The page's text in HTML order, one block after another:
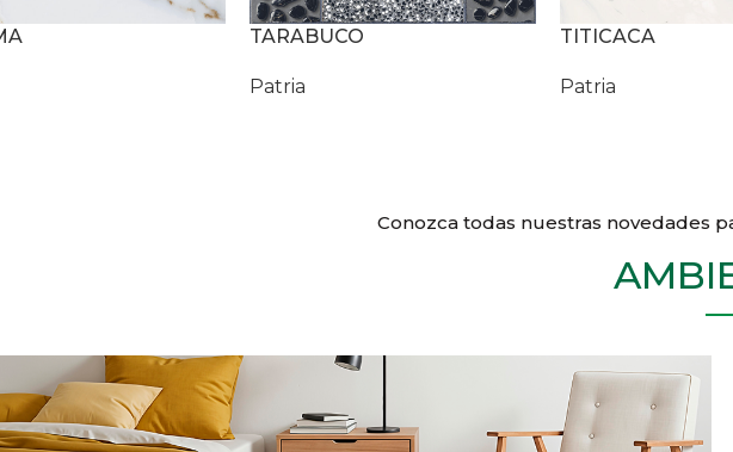
TARABUCO
Patria
TITICACA
Patria
Conozca todas nuestras novedades